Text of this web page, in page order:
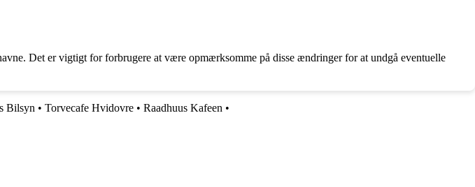
Det er vigtigt for forbrugere at være opmærksomme på disse ændringer for at undgå eventuelle
Bilsyn • Torvecafe Hvidovre • Raadhuus Kafeen •